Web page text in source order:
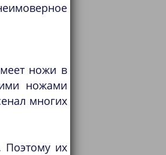
ножи в
ножами
многих
Поэтому их